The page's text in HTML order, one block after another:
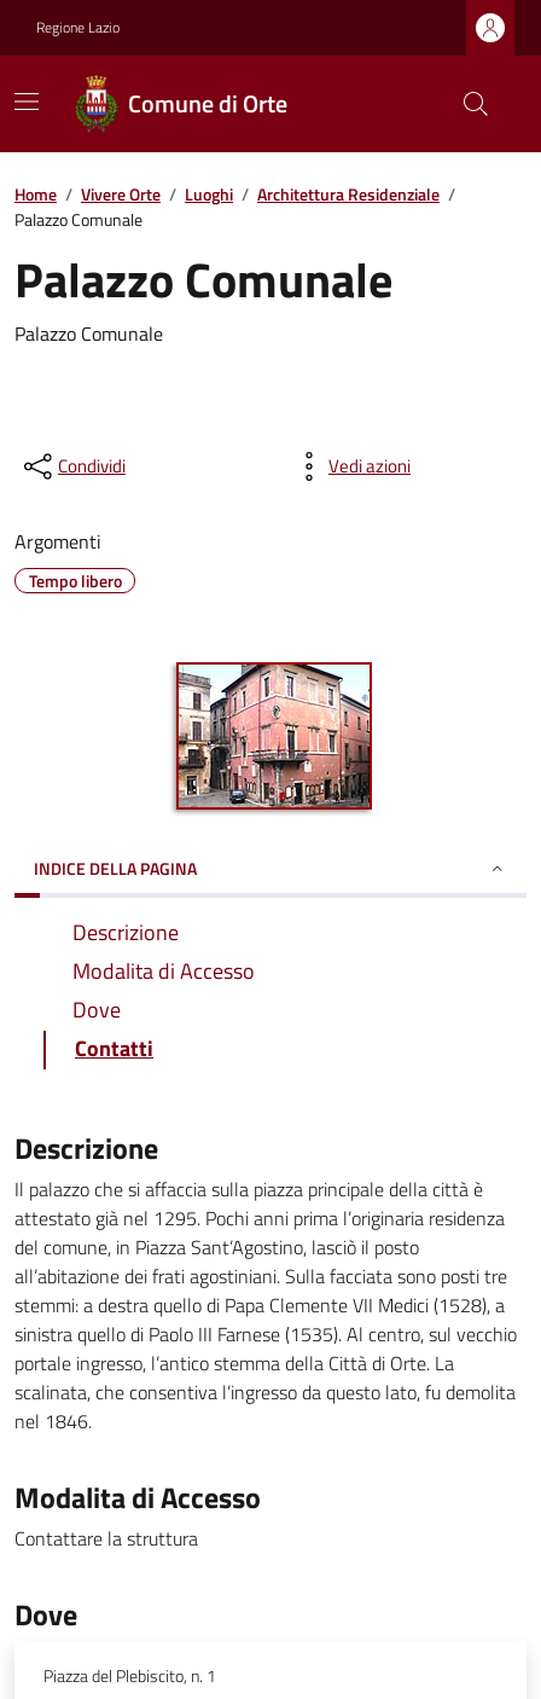
Regione Lazio
Comune di Orte
Home / Vivere Orte / Luoghi / Architettura Residenziale /
Palazzo Comunale
Palazzo Comunale
Palazzo Comunale
Condividi Vedi azioni
Argomenti
Tempo libero
INDICE DELLA PAGINA
Descrizione
Modalita di Accesso
Dove
Contatti
Descrizione
Il palazzo che si affaccia sulla piazza principale della città è
attestato già nel 1295. Pochi anni prima l’originaria residenza
del comune, in Piazza Sant’Agostino, lasciò il posto
all’abitazione dei frati agostiniani. Sulla facciata sono posti tre
stemmi: a destra quello di Papa Clemente VII Medici (1528), a
sinistra quello di Paolo III Farnese (1535). Al centro, sul vecchio
portale ingresso, l’antico stemma della Città di Orte. La
scalinata, che consentiva l’ingresso da questo lato, fu demolita
nel 1846.
Modalita di Accesso
Contattare la struttura
Dove
Piazza del Plebiscito, n. 1